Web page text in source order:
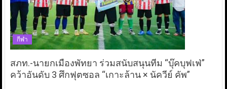
กีฬา
สภท.-นายกเมืองพัทยา ร่วมสนับสนุนทีม “บุ๊คบุฟเฟ่”
คว้าอันดับ 3 ศึกฟุตซอล “เกาะล้าน × นัควีย์ คัพ”